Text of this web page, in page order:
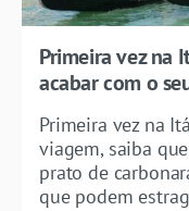
Primeira vez na
acabar com o
Primeira vez na
viagem, saiba
prato de
que podem